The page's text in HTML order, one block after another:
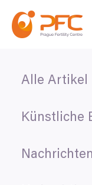
Alle Artikel
Künstliche
Nachrichten